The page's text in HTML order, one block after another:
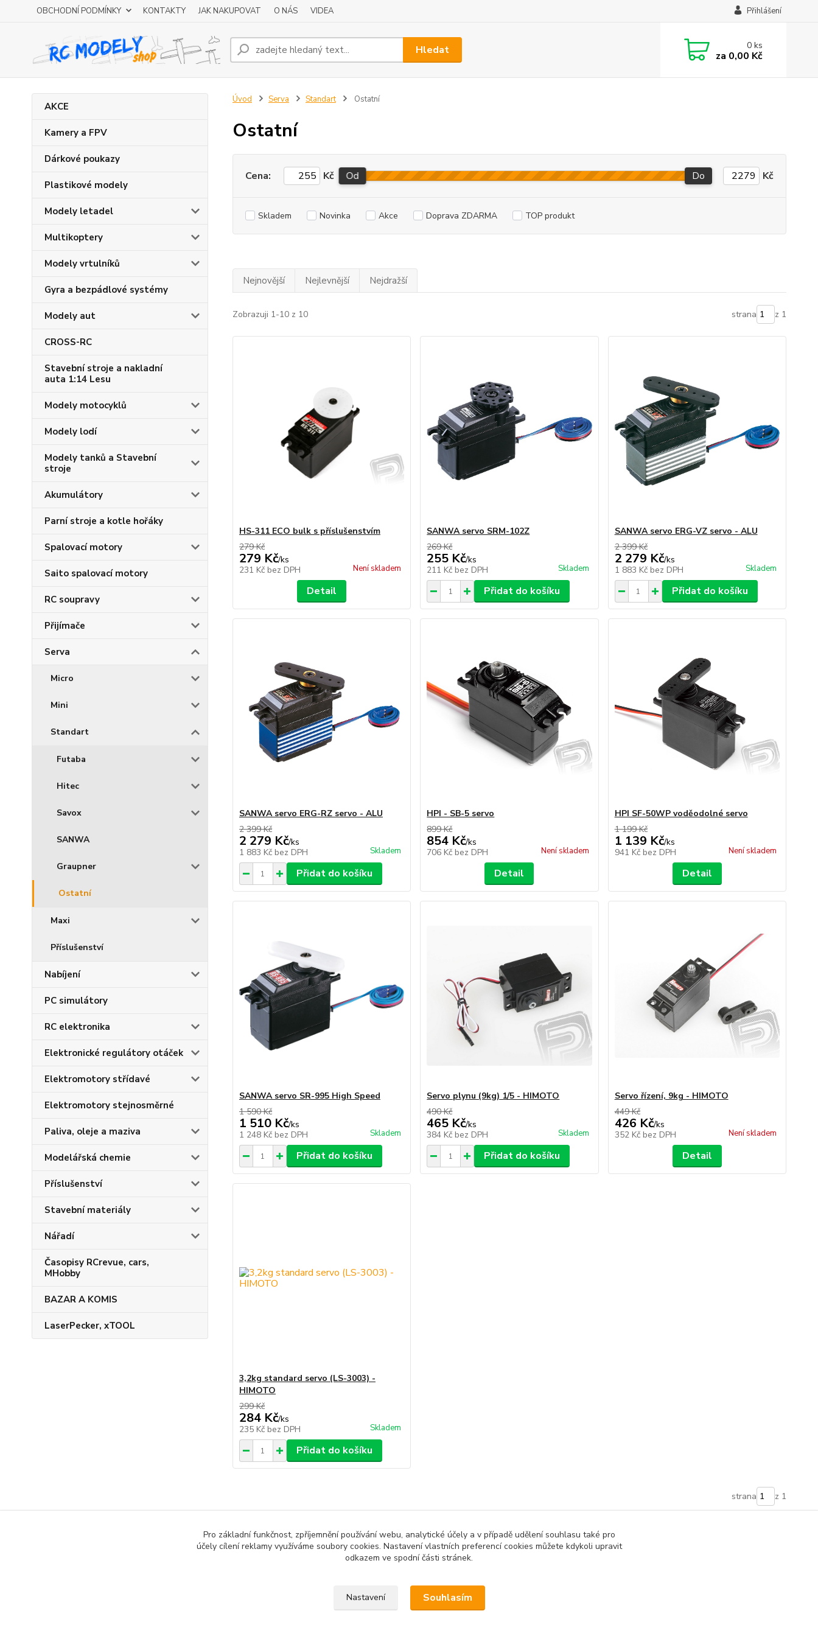
OBCHODNÍ PODMÍNKY KONTAKTY JAK NAKUPOVAT O NÁS VIDEA Přihlášení
Hledat 0ks
za 0,00 Kč
AKCE
Kamery a FPV
Dárkové poukazy
Plastikové modely
Modely letadel
Multikoptery
Modely vrtulníků
Gyra a bezpádlové systémy
Modely aut
CROSS-RC
Stavební stroje a nakladní
auta 1:14 Lesu
Modely motocyklů
Modely lodí
Modely tanků a Stavební
stroje
Akumulátory
Parní stroje a kotle hořáky
Spalovací motory
Saito spalovací motory
RC soupravy
Přijímače
Serva
Micro
Mini
Standart
Futaba
Hitec
Savox
SANWA
Graupner
Ostatní
Maxi
Příslušenství
Nabíjení
PC simulátory
RC elektronika
Elektronické regulátory otáček
Elektromotory střídavé
Elektromotory stejnosměrné
Paliva, oleje a maziva
Modelářská chemie
Příslušenství
Stavební materiály
Nářadí
Časopisy RCrevue, cars,
MHobby
BAZAR A KOMIS
LaserPecker, xTOOL
Úvod Serva Standart Ostatní
Ostatní
Cena: Kč Od Do Kč
Skladem Novinka Akce Doprava ZDARMA TOP produkt
Nejnovější Nejlevnější Nejdražší
Zobrazuji 1-10 z 10 strana z 1
HS-311 ECO bulk s příslušenstvím
279 Kč
279 Kč/ks
231 Kč bez DPH Není skladem
Detail
SANWA servo SRM-102Z
269 Kč
255 Kč/ks
211 Kč bez DPH Skladem
Přidat do košíku
SANWA servo ERG-VZ servo - ALU
2 399 Kč
2 279 Kč/ks
1 883 Kč bez DPH Skladem
Přidat do košíku
SANWA servo ERG-RZ servo - ALU
2 399 Kč
2 279 Kč/ks
1 883 Kč bez DPH Skladem
Přidat do košíku
HPI - SB-5 servo
899 Kč
854 Kč/ks
706 Kč bez DPH Není skladem
Detail
HPI SF-50WP voděodolné servo
1 199 Kč
1 139 Kč/ks
941 Kč bez DPH Není skladem
Detail
SANWA servo SR-995 High Speed
1 590 Kč
1 510 Kč/ks
1 248 Kč bez DPH Skladem
Přidat do košíku
Servo plynu (9kg) 1/5 - HIMOTO
490 Kč
465 Kč/ks
384 Kč bez DPH Skladem
Přidat do košíku
Servo řízení, 9kg - HIMOTO
449 Kč
426 Kč/ks
352 Kč bez DPH Není skladem
Detail
3,2kg standard servo (LS-3003) -
HIMOTO
299 Kč
284 Kč/ks
235 Kč bez DPH Skladem
Přidat do košíku
strana z 1
Pro základní funkčnost, zpříjemnění používání webu, analytické účely a v případě udělení souhlasu také pro
účely cílení reklamy využíváme soubory cookies. Nastavení vlastních preferencí cookies můžete kdykoli upravit
odkazem ve spodní části stránek.
Nastavení Souhlasím